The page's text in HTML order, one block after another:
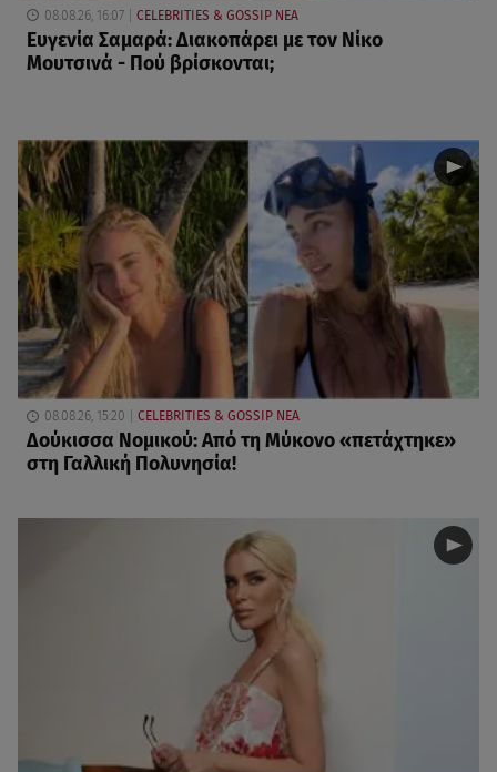
08.08.26, 16:07 CELEBRITIES & GOSSIP ΝΕΑ
Ευγενία Σαμαρά: Διακοπάρει με τον Νίκο
Μουτσινά - Πού βρίσκονται;
08.08.26, 15:20 CELEBRITIES & GOSSIP ΝΕΑ
Δούκισσα Νομικού: Από τη Μύκονο «πετάχτηκε»
στη Γαλλική Πολυνησία!